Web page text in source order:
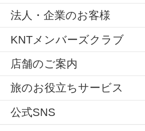
法人・企業のお客様
KNTメンバーズクラブ
店舗のご案内
旅のお役立ちサービス
公式SNS